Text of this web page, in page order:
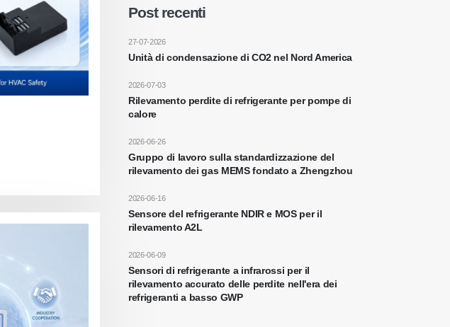
Post recenti
Unità di condensazione di CO2 nel Nord America
27-07-2026
Rilevamento perdite di refrigerante per pompe di
calore
2026-07-03
Gruppo di lavoro sulla standardizzazione del
rilevamento dei gas MEMS fondato a Zhengzhou
2026-06-26
Sensore del refrigerante NDIR e MOS per il
rilevamento A2L
2026-06-16
Sensori di refrigerante a infrarossi per il
rilevamento accurato delle perdite nell'era dei
refrigeranti a basso GWP
2026-06-09